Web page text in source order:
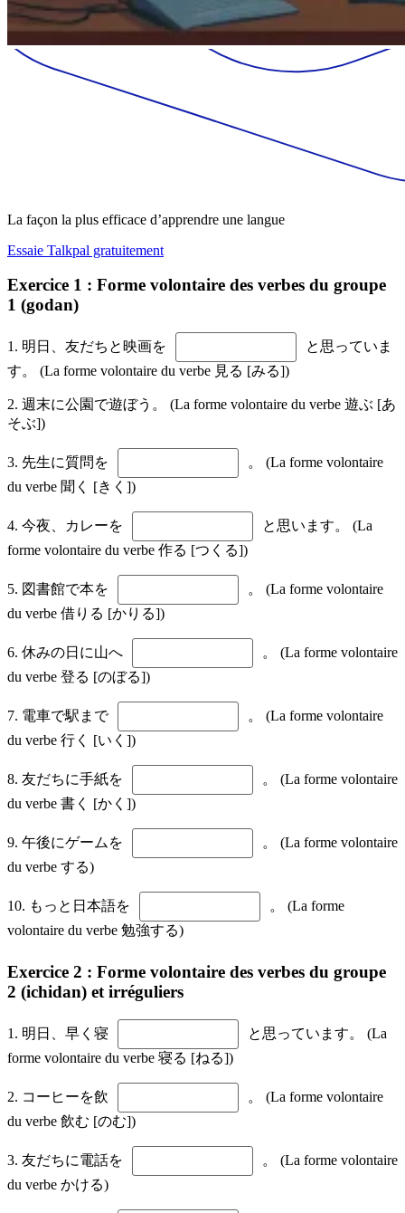
La façon la plus efficace d’apprendre une langue
Essaie Talkpal gratuitement
Exercice 1 : Forme volontaire des verbes du groupe
1 (godan)
1. 明日、友だちと映画を
と思っていま
す。 (La forme volontaire du verbe 見る [みる])
2. 週末に公園で遊ぼう。 (La forme volontaire du verbe 遊ぶ [あ
そぶ])
3. 先生に質問を
。 (La forme volontaire
du verbe 聞く [きく])
4. 今夜、カレーを
と思います。 (La
forme volontaire du verbe 作る [つくる])
5. 図書館で本を
。 (La forme volontaire
du verbe 借りる [かりる])
6. 休みの日に山へ
。 (La forme volontaire
du verbe 登る [のぼる])
7. 電車で駅まで
。 (La forme volontaire
du verbe 行く [いく])
8. 友だちに手紙を
。 (La forme volontaire
du verbe 書く [かく])
9. 午後にゲームを
。 (La forme volontaire
du verbe する)
10. もっと日本語を
。 (La forme
volontaire du verbe 勉強する)
Exercice 2 : Forme volontaire des verbes du groupe
2 (ichidan) et irréguliers
1. 明日、早く寝
と思っています。 (La
forme volontaire du verbe 寝る [ねる])
2. コーヒーを飲
。 (La forme volontaire
du verbe 飲む [のむ])
3. 友だちに電話を
。 (La forme volontaire
du verbe かける)